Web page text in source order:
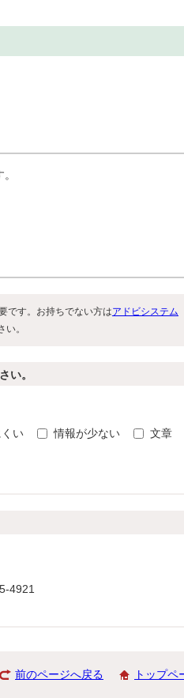
です。お持ちでない方はアドビシステム
。
い。
い 情報が少ない
文章
4921
前のページへ戻る トップペ